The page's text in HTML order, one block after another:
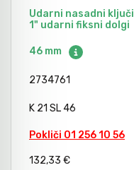
Udarni nasadni ključi
1" udarni fiksni dolgi
46 mm
2734761
K 21 SL 46
Pokliči 01 256 10 56
132,33 €